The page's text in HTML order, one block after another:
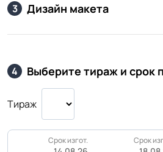
3 Дизайн макета
4 Выберите тираж и срок
Тираж
Срок изгот. Срок